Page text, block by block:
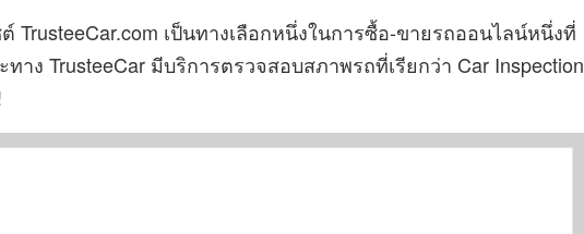
TrusteeCar.com เป็นทางเลือกหนึ่งในการซื้อ-ขายรถออนไลน์หนึ่งที่
าง TrusteeCar มีบริการตรวจสอบสภาพรถที่เรียกว่า Car Inspection